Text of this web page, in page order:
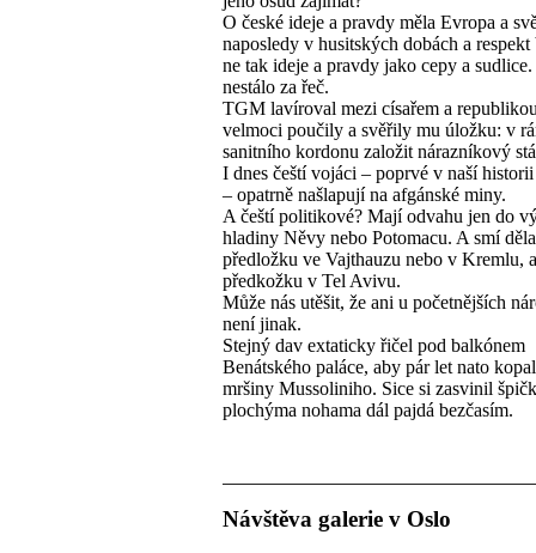
O české ideje a pravdy měla Evropa a
naposledy v husitských dobách a
ne tak ideje a pravdy jako cepy a
nestálo za řeč.
TGM lavíroval mezi císařem a
velmoci poučily a svěřily mu úložku: v
sanitního kordonu založit nárazníkový
I dnes čeští vojáci – poprvé v naší
– opatrně našlapují na afgánské miny.
A čeští politikové? Mají odvahu jen do
hladiny Něvy nebo Potomacu. A smí
předložku ve Vajthauzu nebo v Kremlu,
předkožku v Tel Avivu.
Může nás utěšit, že ani u početnějších
není jinak.
Stejný dav extaticky řičel pod balkónem
Benátského paláce, aby pár let nato
mršiny Mussoliniho. Sice si zasvinil
plochýma nohama dál pajdá bezčasím.
Návštěva galerie v Oslo